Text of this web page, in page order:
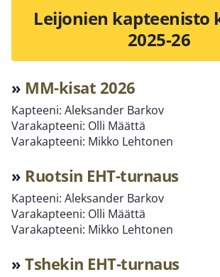
Leijonien kapteenisto
2025-26
» MM-kisat 2026
Kapteeni: Aleksander Barkov
Varakapteeni: Olli Määttä
Varakapteeni: Mikko Lehtonen
» Ruotsin EHT-turnaus
Kapteeni: Aleksander Barkov
Varakapteeni: Olli Määttä
Varakapteeni: Mikko Lehtonen
» Tshekin EHT-turnaus